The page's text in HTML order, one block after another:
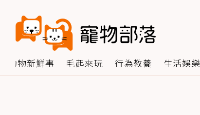
動物新鮮事 毛起來玩 行為教養 生活娛樂